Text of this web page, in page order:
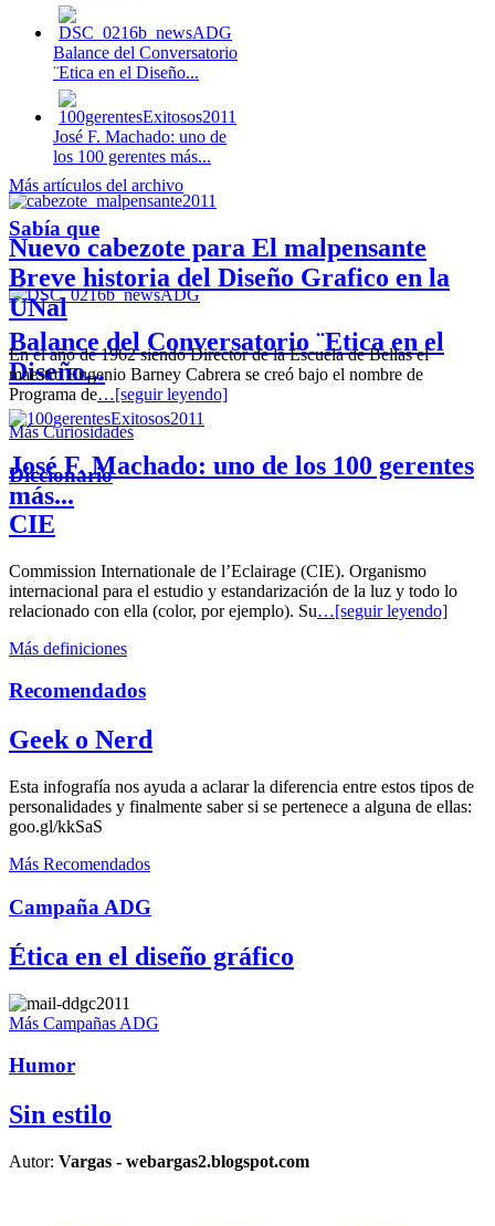
Balance del Conversatorio
¨Etica en el Diseño...
José F. Machado: uno de
los 100 gerentes más...
Nuevo cabezote para El malpensante
Balance del Conversatorio ¨Etica en el
Diseño...
José F. Machado: uno de los 100 gerentes
más...
Más artículos del archivo
Sabía que
Breve historia del Diseño Grafico en la
UNal
En el año de 1962 siendo Director de la Escuela de Bellas el
maestro Eugenio Barney Cabrera se creó bajo el nombre de
Programa de…[seguir leyendo]
Más Curiosidades
Diccionario
CIE
Commission Internationale de l’Eclairage (CIE). Organismo
internacional para el estudio y estandarización de la luz y todo lo
relacionado con ella (color, por ejemplo). Su…[seguir leyendo]
Más definiciones
Recomendados
Geek o Nerd
Esta infografía nos ayuda a aclarar la diferencia entre estos tipos de
personalidades y finalmente saber si se pertenece a alguna de ellas:
goo.gl/kkSaS
Más Recomendados
Campaña ADG
Ética en el diseño gráfico
Más Campañas ADG
Humor
Sin estilo
Autor: Vargas - webargas2.blogspot.com